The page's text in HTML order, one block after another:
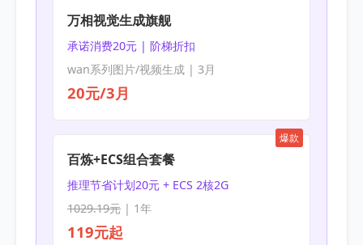
万相视觉生成旗舰
承诺消费20元 | 阶梯折扣
wan系列图片/视频生成 | 3月
20元/3月
爆款
百炼+ECS组合套餐
推理节省计划20元 + ECS 2核2G
1029.19元| 1年
119元起